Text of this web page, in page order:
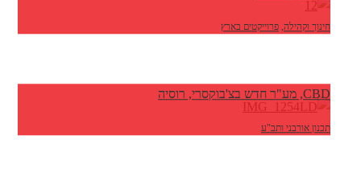
חינוך וקהילה, פרוייקטים בארץ
CBD, מע"ר חדש בצ'בוקסרי, רוסיה
תכנון אורבני ותב"ע